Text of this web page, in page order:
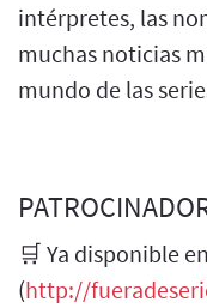
intérpretes, las
muchas noticias
mundo de las
🛒 Ya disponible
(http://